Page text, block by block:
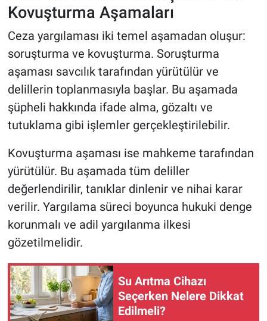
Kovuşturma Aşamaları
Ceza yargılaması iki temel aşamadan oluşur:
soruşturma ve kovuşturma. Soruşturma
aşaması savcılık tarafından yürütülür ve
delillerin toplanmasıyla başlar. Bu aşamada
şüpheli hakkında ifade alma, gözaltı ve
tutuklama gibi işlemler gerçekleştirilebilir.
Kovuşturma aşaması ise mahkeme tarafından
yürütülür. Bu aşamada tüm deliller
değerlendirilir, tanıklar dinlenir ve nihai karar
verilir. Yargılama süreci boyunca hukuki denge
korunmalı ve adil yargılanma ilkesi
gözetilmelidir.
Su Arıtma Cihazı
Seçerken Nelere Dikkat
Edilmeli?